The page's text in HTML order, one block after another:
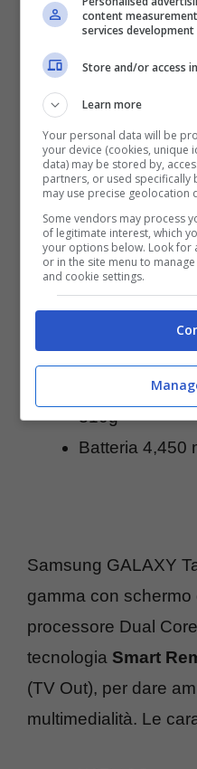
Processore
1.5GB RAM
Display 8”
189PPI)
Android Jelly
Fotocamere
WiFi a/b/g/n
4.0
Memoria da
a 64GB)
Dimensioni
310g
Batteria 4,450
Samsung GALAXY
gamma con schermo
processore Dual
tecnologia Smart
(TV Out), per dare
multimedialità. Le
content
services development
Store and/or access
Learn more
Your personal data will be
your device (cookies, unique
data) may be stored by,
partners, or used specifically
may use precise geolocation
Some vendors may process
of legitimate interest, which
your options below. Look for
or in the site menu to
and cookie settings.